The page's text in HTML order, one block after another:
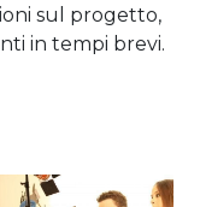
sul progetto,
in tempi brevi.